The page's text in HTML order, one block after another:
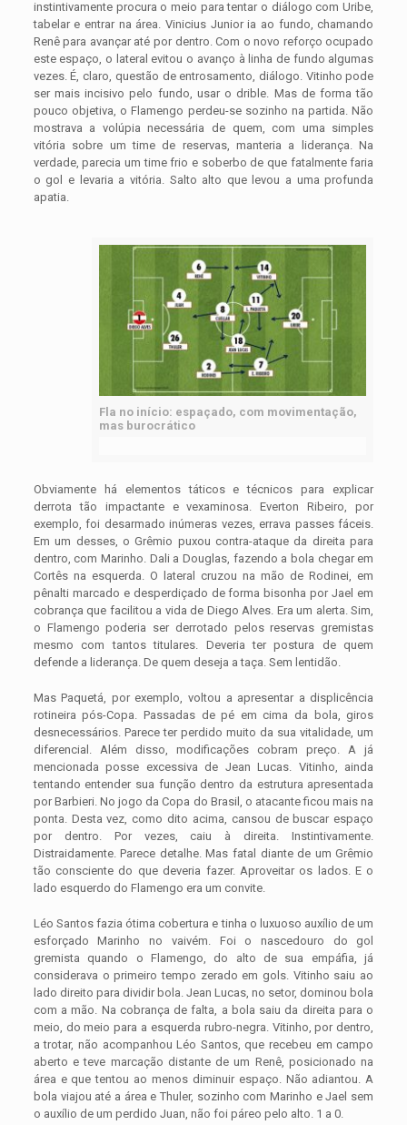
instintivamente procura o meio para tentar o diálogo com Uribe,
tabelar e entrar na área. Vinicius Junior ia ao fundo, chamando
Renê para avançar até por dentro. Com o novo reforço ocupado
este espaço, o lateral evitou o avanço à linha de fundo algumas
vezes. É, claro, questão de entrosamento, diálogo. Vitinho pode
ser mais incisivo pelo fundo, usar o drible. Mas de forma tão
pouco objetiva, o Flamengo perdeu-se sozinho na partida. Não
mostrava a volúpia necessária de quem, com uma simples
vitória sobre um time de reservas, manteria a liderança. Na
verdade, parecia um time frio e soberbo de que fatalmente faria
o gol e levaria a vitória. Salto alto que levou a uma profunda
apatia.
Fla no início: espaçado, com movimentação,
mas burocrático
Obviamente há elementos táticos e técnicos para explicar
derrota tão impactante e vexaminosa. Everton Ribeiro, por
exemplo, foi desarmado inúmeras vezes, errava passes fáceis.
Em um desses, o Grêmio puxou contra-ataque da direita para
dentro, com Marinho. Dali a Douglas, fazendo a bola chegar em
Cortês na esquerda. O lateral cruzou na mão de Rodinei, em
pênalti marcado e desperdiçado de forma bisonha por Jael em
cobrança que facilitou a vida de Diego Alves. Era um alerta. Sim,
o Flamengo poderia ser derrotado pelos reservas gremistas
mesmo com tantos titulares. Deveria ter postura de quem
defende a liderança. De quem deseja a taça. Sem lentidão.
Mas Paquetá, por exemplo, voltou a apresentar a displicência
rotineira pós-Copa. Passadas de pé em cima da bola, giros
desnecessários. Parece ter perdido muito da sua vitalidade, um
diferencial. Além disso, modificações cobram preço. A já
mencionada posse excessiva de Jean Lucas. Vitinho, ainda
tentando entender sua função dentro da estrutura apresentada
por Barbieri. No jogo da Copa do Brasil, o atacante ficou mais na
ponta. Desta vez, como dito acima, cansou de buscar espaço
por dentro. Por vezes, caiu à direita. Instintivamente.
Distraidamente. Parece detalhe. Mas fatal diante de um Grêmio
tão consciente do que deveria fazer. Aproveitar os lados. E o
lado esquerdo do Flamengo era um convite.
Léo Santos fazia ótima cobertura e tinha o luxuoso auxílio de um
esforçado Marinho no vaivém. Foi o nascedouro do gol
gremista quando o Flamengo, do alto de sua empáfia, já
considerava o primeiro tempo zerado em gols. Vitinho saiu ao
lado direito para dividir bola. Jean Lucas, no setor, dominou bola
com a mão. Na cobrança de falta, a bola saiu da direita para o
meio, do meio para a esquerda rubro-negra. Vitinho, por dentro,
a trotar, não acompanhou Léo Santos, que recebeu em campo
aberto e teve marcação distante de um Renê, posicionado na
área e que tentou ao menos diminuir espaço. Não adiantou. A
bola viajou até a área e Thuler, sozinho com Marinho e Jael sem
o auxílio de um perdido Juan, não foi páreo pelo alto. 1 a 0.